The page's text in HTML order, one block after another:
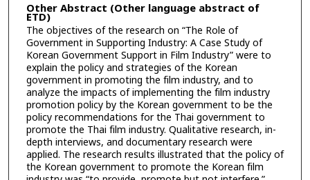
Other Abstract (Other language abstract of
ETD)
The objectives of the research on “The Role of
Government in Supporting Industry: A Case Study of
Korean Government Support in Film Industry” were to
explain the policy and strategies of the Korean
government in promoting the film industry, and to
analyze the impacts of implementing the film industry
promotion policy by the Korean government to be the
policy recommendations for the Thai government to
promote the Thai film industry. Qualitative research, in-
depth interviews, and documentary research were
applied. The research results illustrated that the policy of
the Korean government to promote the Korean film